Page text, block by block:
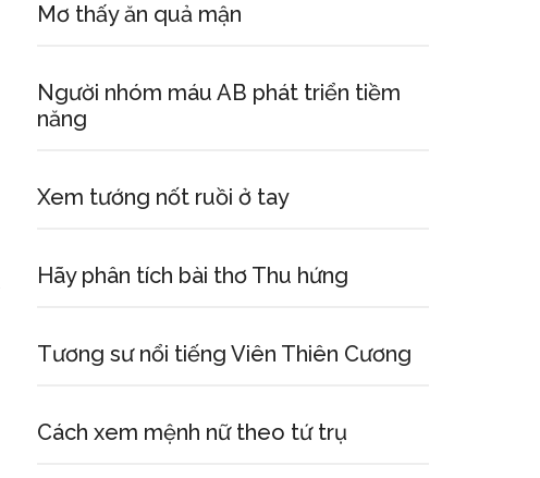
Mơ thấy ăn quả mận
Người nhóm máu AB phát triển tiềm
năng
Xem tướng nốt ruồi ở tay
Hãy phân tích bài thơ Thu hứng
Tương sư nổi tiếng Viên Thiên Cương
Cách xem mệnh nữ theo tứ trụ